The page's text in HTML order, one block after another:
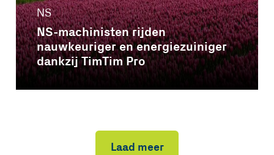
NS
NS-machinisten rijden
nauwkeuriger en energiezuiniger
dankzij TimTim Pro
Laad meer